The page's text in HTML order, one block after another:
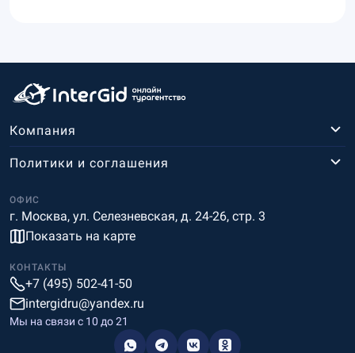
Компания
ОФИС
г. Москва, ул. Селезневская, д. 24-26, стр. 3
Показать на карте
Политики и соглашения
КОНТАКТЫ
+7 (495) 502-41-50
intergidru@yandex.ru
Мы на связи c 10 до 21